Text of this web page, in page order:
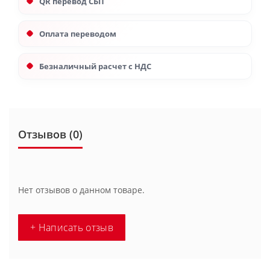
Оплата переводом
Безналичный расчет с НДС
Отзывов (0)
Нет отзывов о данном товаре.
+ Написать отзыв